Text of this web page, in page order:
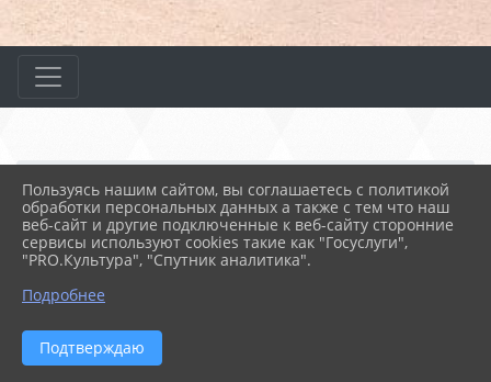
Главная
СВЕДЕНИЯ ОБ ОБРАЗОВАТЕ...
03. Документы
5. Прочие ССК "МАРШАЛ"
23.03.2022 06:53
ССК "МАРШАЛ"
Пользуясь нашим сайтом, вы соглашаетесь с политикой
обработки персональных данных а также с тем что наш
веб-сайт и другие подключенные к веб-сайту сторонние
сервисы используют cookies такие как "Госуслуги",
"PRO.Культура", "Спутник аналитика".
Подробнее
Подтверждаю